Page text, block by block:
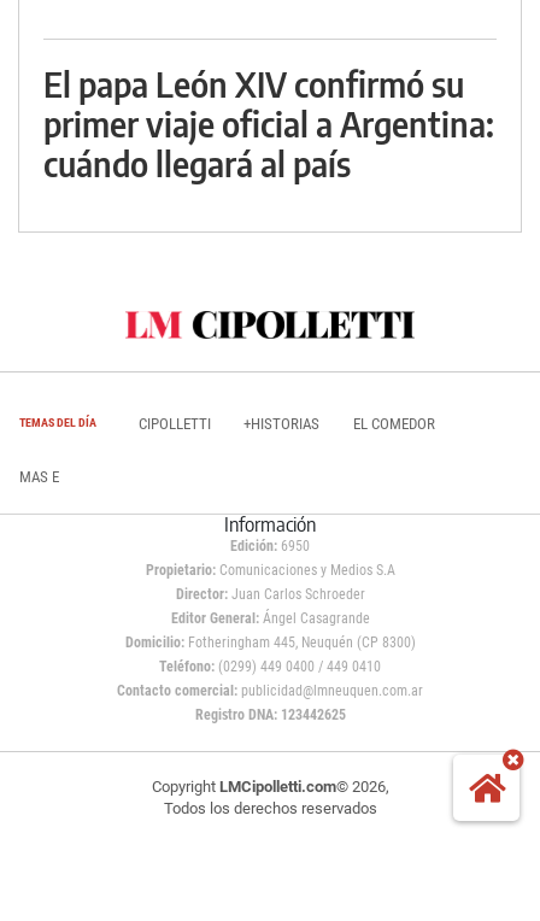
El papa León XIV confirmó su
primer viaje oficial a Argentina:
cuándo llegará al país
TEMAS DEL DÍA CIPOLLETTI +HISTORIAS EL COMEDOR
MAS E
Información
Edición: 6950
Propietario:Comunicaciones y Medios S.A
Director: Juan Carlos Schroeder
Editor General:Ángel Casagrande
Domicilio:Fotheringham 445, Neuquén (CP 8300)
Teléfono: (0299) 449 0400 / 449 0410
Contacto comercial: publicidad@lmneuquen.com.ar
Registro DNA: 123442625
Copyright LMCipolletti.com© 2026,
Todos los derechos reservados